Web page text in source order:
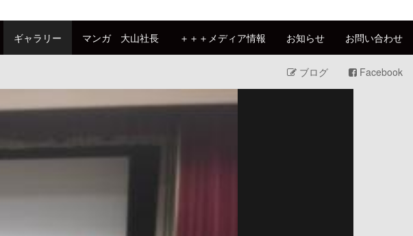
ギャラリー マンガ 大山社長 ＋＋＋メディア情報 お知らせ お問い合わせ
ブログ Facebook